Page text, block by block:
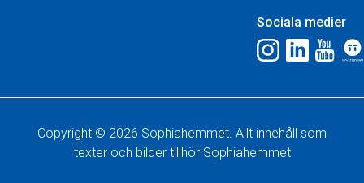
Sociala medier
Copyright © 2026 Sophiahemmet. Allt innehåll som
texter och bilder tillhör Sophiahemmet